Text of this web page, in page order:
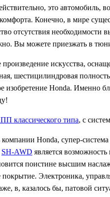
это
Конечно, в мире
отсутствия
Вы можете приезжать в
произведение искусства,
шестицилиндровая
изобретение Honda. Именно
классического типа, с
Honda, супер-
SH-AWD является
поистине высшим
Электроника,
в, казалось бы, патовой